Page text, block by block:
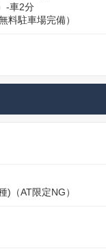
-車2分
料駐車場完備）
)（AT限定NG）